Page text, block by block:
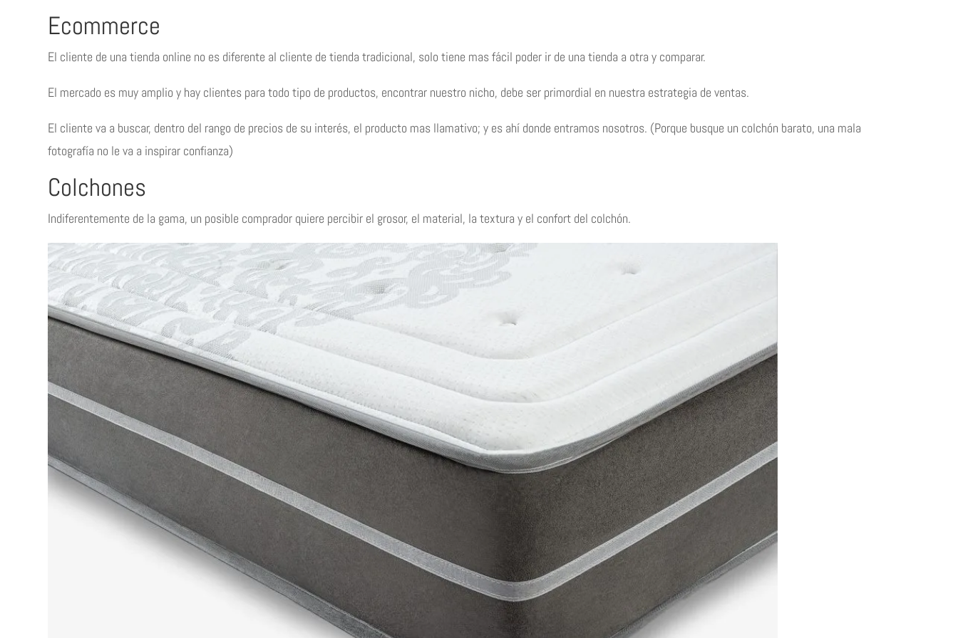
Ecommerce
El cliente de una tienda online no es diferente al cliente de tienda tradicional, solo tiene mas fácil poder ir de una tienda a otra y comparar.
El mercado es muy amplio y hay clientes para todo tipo de productos, encontrar nuestro nicho, debe ser primordial en nuestra estrategia de ventas.
El cliente va a buscar, dentro del rango de precios de su interés, el producto mas llamativo; y es ahí donde entramos nosotros. (Porque busque un colchón barato, una mala
fotografía no le va a inspirar confianza)
Colchones
Indiferentemente de la gama, un posible comprador quiere percibir el grosor, el material, la textura y el confort del colchón.